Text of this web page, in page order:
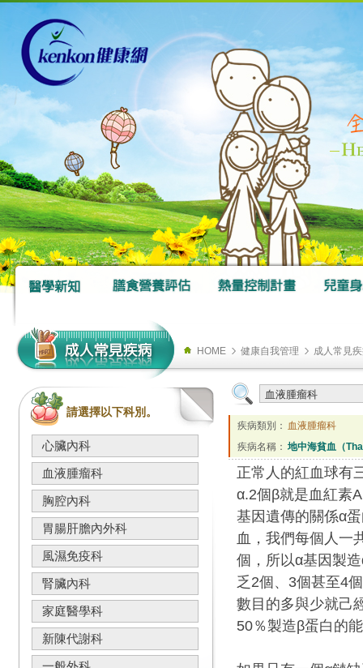
HOME 健康自我管理 成人常見
請選擇以下科別。
心臟內科
血液腫瘤科
胸腔內科
胃腸肝膽內外科
風濕免疫科
腎臟內科
家庭醫學科
新陳代謝科
疾病類別： 血液腫瘤科
疾病名稱： 地中海貧血（
正常人的紅血球有
α.2個β就是血紅素
基因遺傳的關係α
血，我們每個人一
個，所以α基因製
乏2個、3個甚至4
數目的多與少就己
50％製造β蛋白的